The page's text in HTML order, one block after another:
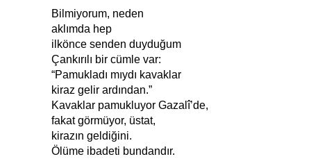
Bilmiyorum, neden
aklımda hep
ilkönce senden duyduğum
Çankırılı bir cümle var:
“Pamukladı mıydı kavaklar
kiraz gelir ardından.”
Kavaklar pamukluyor Gazalî’de,
fakat görmüyor, üstat,
kirazın geldiğini.
Ölüme ibadeti bundandır.